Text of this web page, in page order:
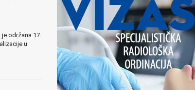
održana 17.
u